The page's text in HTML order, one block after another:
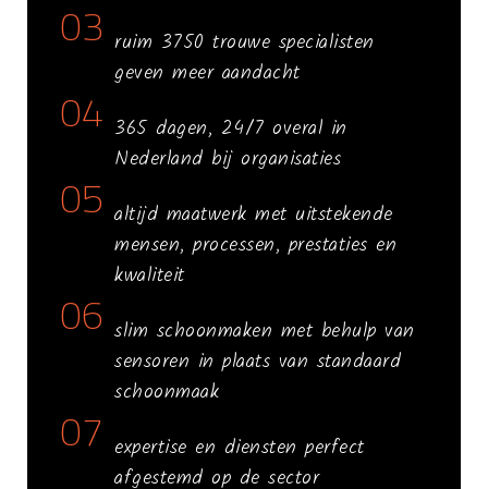
03 ruim 3750 trouwe specialisten
geven meer aandacht
04 365 dagen, 24/7 overal in
Nederland bij organisaties
05 altijd maatwerk met uitstekende
mensen, processen, prestaties en
kwaliteit
06 slim schoonmaken met behulp van
sensoren in plaats van standaard
schoonmaak
07 expertise en diensten perfect
afgestemd op de sector